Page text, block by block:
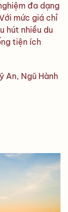
đa dạng
mức giá chỉ
hút nhiều du
tiện ích
An, Ngũ Hành